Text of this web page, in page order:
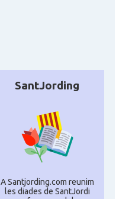
SantJording
A Santjording.com reunim
les diades de SantJordi